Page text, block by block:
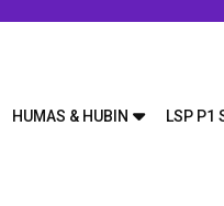
HUMAS & HUBIN LSP P1